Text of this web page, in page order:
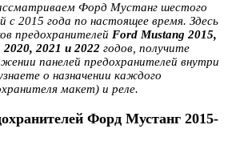
Форд Мустанг шестого
с 2015 года по настоящее время. Здесь
предохранителей Ford Mustang 2015,
2021 и 2022 годов, получите
панелей предохранителей внутри
о назначении каждого
макет) и реле.
Форд Мустанг 2015-